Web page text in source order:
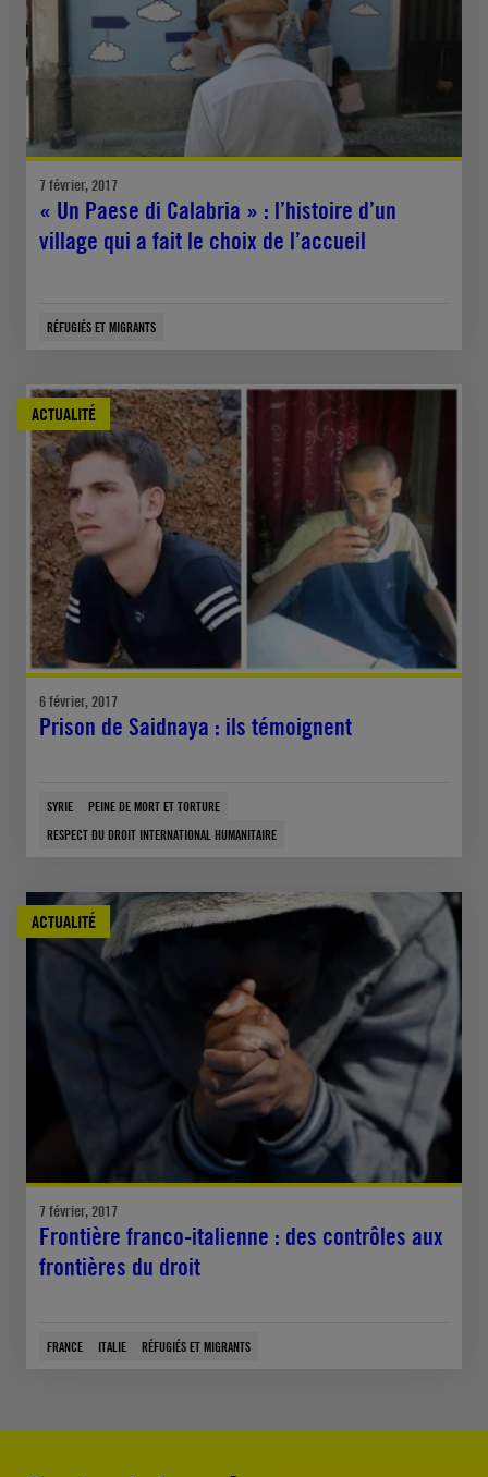
7 février, 2017
« Un Paese di Calabria » : l’histoire d’un
village qui a fait le choix de l’accueil
RÉFUGIÉS ET MIGRANTS
ACTUALITÉ
6 février, 2017
Prison de Saidnaya : ils témoignent
SYRIE
PEINE DE MORT ET TORTURE
RESPECT DU DROIT INTERNATIONAL HUMANITAIRE
ACTUALITÉ
7 février, 2017
Frontière franco-italienne : des contrôles aux
frontières du droit
FRANCE ITALIE RÉFUGIÉS ET MIGRANTS